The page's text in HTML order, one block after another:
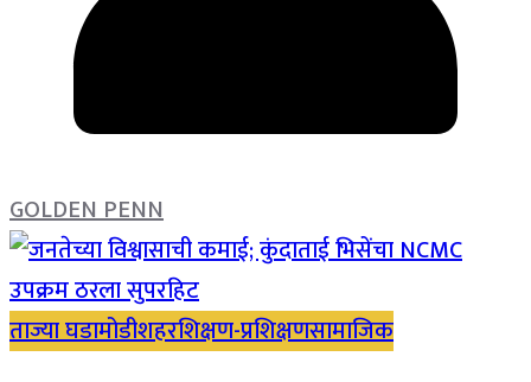
GOLDEN PENN
ताज्या घडामोडीशहरशिक्षण-प्रशिक्षणसामाजिक